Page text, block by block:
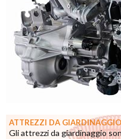
ATTREZZI DA GIARDINAGGIO
Gli attrezzi da giardinaggio